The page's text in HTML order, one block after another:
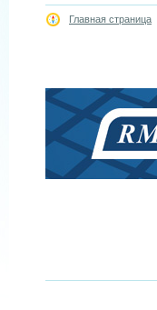
Главная страница